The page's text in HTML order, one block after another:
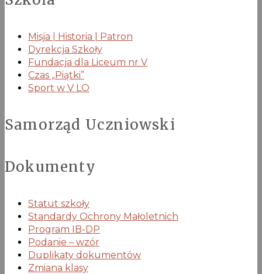
Misja | Historia | Patron
Dyrekcja Szkoły
Fundacja dla Liceum nr V
Czas „Piątki”
Sport w V LO
Samorząd Uczniowski
Dokumenty
Statut szkoły
Standardy Ochrony Małoletnich
Program IB-DP
Podanie – wzór
Duplikaty dokumentów
Zmiana klasy